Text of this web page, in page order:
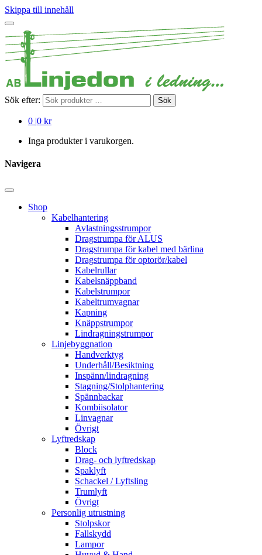
Skippa till innehåll
Sök efter: Sök
0 |0 kr
Inga produkter i varukorgen.
Navigera
Shop
Kabelhantering
Avlastningsstrumpor
Dragstrumpa för ALUS
Dragstrumpa för kabel med bärlina
Dragstrumpa för optorör/kabel
Kabelrullar
Kabelsnäppband
Kabelstrumpor
Kabeltrumvagnar
Kapning
Knäppstrumpor
Lindragningstrumpor
Linjebyggnation
Handverktyg
Underhåll/Besiktning
Inspänn/lindragning
Stagning/Stolphantering
Spännbackar
Kombiisolator
Linvagnar
Övrigt
Lyftredskap
Block
Drag- och lyftredskap
Spaklyft
Schackel / Lyftsling
Trumlyft
Övrigt
Personlig utrustning
Stolpskor
Fallskydd
Lampor